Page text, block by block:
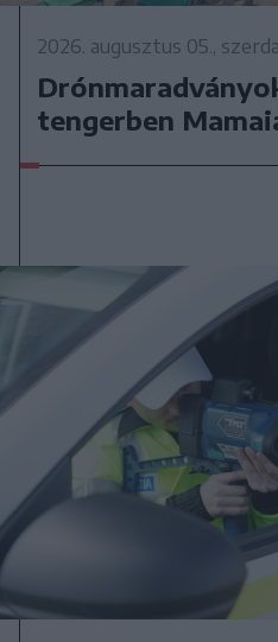
2026. augusztus 05., szerda
tengerben